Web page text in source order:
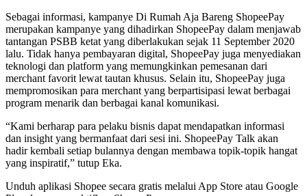
Sebagai informasi, kampanye Di Rumah Aja Bareng ShopeePay
merupakan kampanye yang dihadirkan ShopeePay dalam menjawab
tantangan PSBB ketat yang diberlakukan sejak 11 September 2020
lalu. Tidak hanya pembayaran digital, ShopeePay juga menyediakan
teknologi dan platform yang memungkinkan pemesanan dari
merchant favorit lewat tautan khusus. Selain itu, ShopeePay juga
mempromosikan para merchant yang berpartisipasi lewat berbagai
program menarik dan berbagai kanal komunikasi.
“Kami berharap para pelaku bisnis dapat mendapatkan informasi
dan insight yang bermanfaat dari sesi ini. ShopeePay Talk akan
hadir kembali setiap bulannya dengan membawa topik-topik hangat
yang inspiratif,” tutup Eka.
Unduh aplikasi Shopee secara gratis melalui App Store atau Google